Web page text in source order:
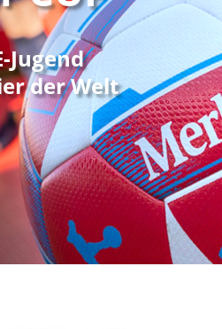
Jugend
der Welt